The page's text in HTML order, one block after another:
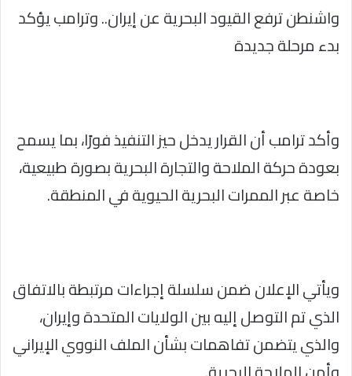
واشنطن ترفع القيود البحرية عن إيران.. وترامب يؤكد
بدء مرحلة جديدة
وأكد ترامب أن القرار يدخل حيز التنفيذ فورًا، بما يسمح
بعودة حركة الملاحة والتجارة البحرية بصورة طبيعية،
خاصة عبر الممرات البحرية الحيوية في المنطقة.
ويأتي الإعلان ضمن سلسلة إجراءات مرتبطة بالاتفاق
الذي تم التوصل إليه بين الولايات المتحدة وإيران،
والذي يتضمن تفاهمات بشأن الملف النووي الإيراني